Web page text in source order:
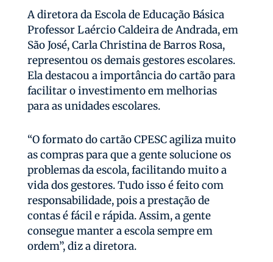
A diretora da Escola de Educação Básica
Professor Laércio Caldeira de Andrada, em
São José, Carla Christina de Barros Rosa,
representou os demais gestores escolares.
Ela destacou a importância do cartão para
facilitar o investimento em melhorias
para as unidades escolares.
“O formato do cartão CPESC agiliza muito
as compras para que a gente solucione os
problemas da escola, facilitando muito a
vida dos gestores. Tudo isso é feito com
responsabilidade, pois a prestação de
contas é fácil e rápida. Assim, a gente
consegue manter a escola sempre em
ordem”, diz a diretora.